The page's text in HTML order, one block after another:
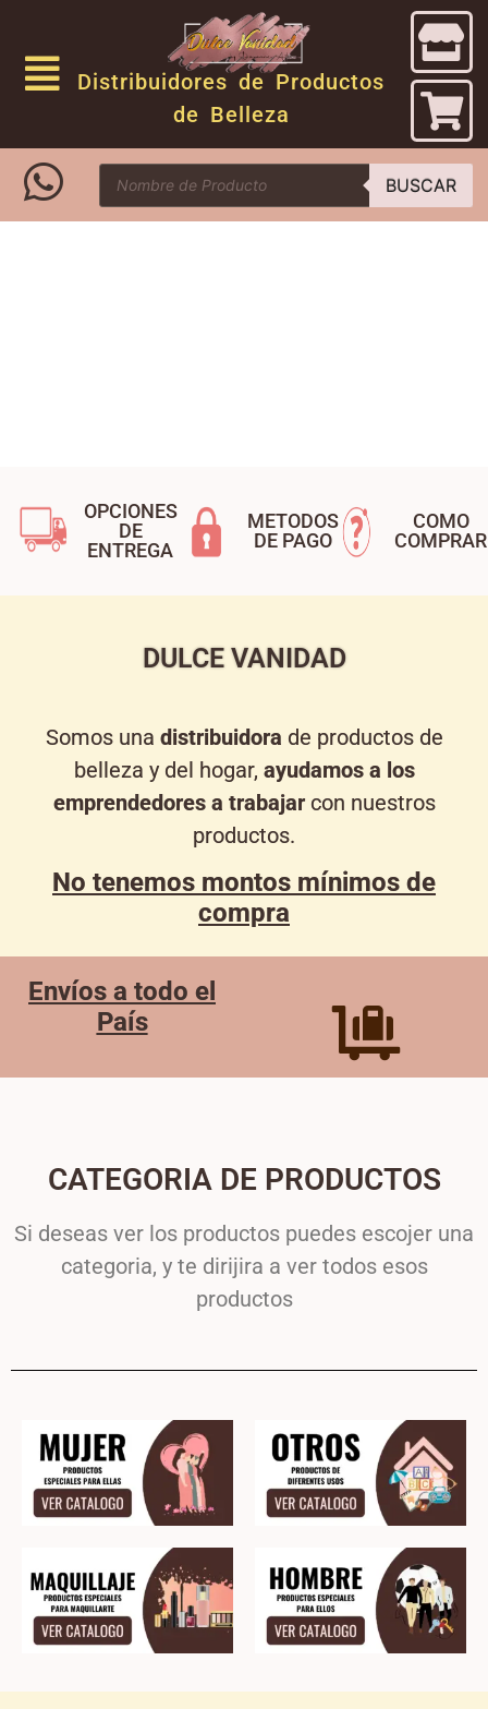
Distribuidores de Productos
de Belleza
BUSCAR
OPCIONES
DE
ENTREGA
METODOS
DE PAGO
COMO
COMPRAR
DULCE VANIDAD
Somos una distribuidora de productos de
belleza y del hogar, ayudamos a los
emprendedores a trabajarcon nuestros
productos.
No tenemos montos mínimos de
compra
Envíos a todo el
País
CATEGORIA DE PRODUCTOS
Si deseas ver los productos puedes escojer una
categoria, y te dirijira a ver todos esos
productos